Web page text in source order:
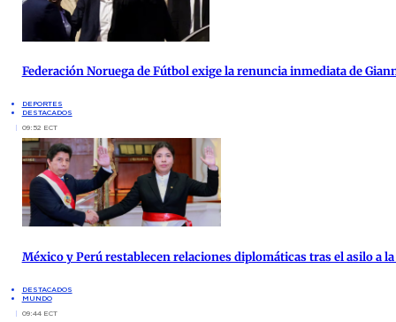
Federación Noruega de Fútbol exige la renuncia inmediata de
DEPORTES
DESTACADOS
09:52 ECT
México y Perú restablecen relaciones diplomáticas tras el asilo a
DESTACADOS
MUNDO
09:44 ECT